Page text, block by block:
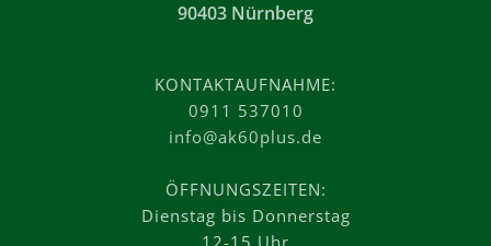
90403 Nürnberg
KONTAKTAUFNAHME:
0911 537010
info@ak60plus.de
ÖFFNUNGSZEITEN:
Dienstag bis Donnerstag